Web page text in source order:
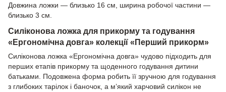
Довжина ложки — близько 16 см, ширина робочої частини —
близько 3 см.
Силіконова ложка для прикорму та годування
«Ергономічна довга» колекції «Перший прикорм»
Силіконова ложка «Ергономічна довга» чудово підходить для
перших етапів прикорму та щоденного годування дитини
батьками. Подовжена форма робить її зручною для годування
з глибоких тарілок і баночок, а м’який харчовий силікон не